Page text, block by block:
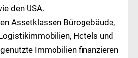
den USA.
Assetklassen Bürogebäude,
Hotels und
Immobilien finanzieren